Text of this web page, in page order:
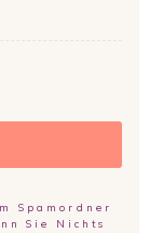
Spamordner
Sie Nichts